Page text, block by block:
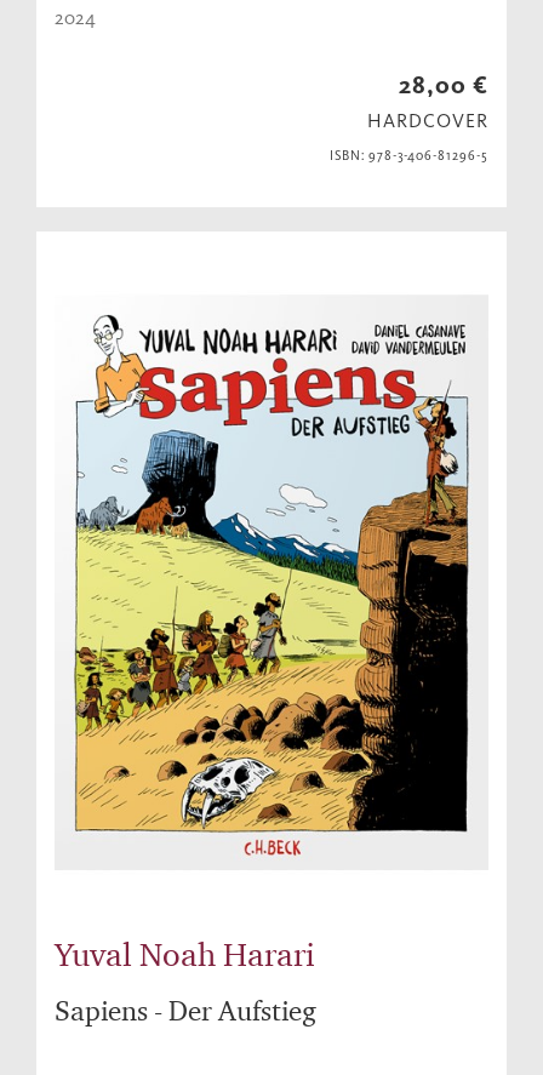
2024
28,00 €
HARDCOVER
ISBN: 978-3-406-81296-5
Yuval Noah Harari
Sapiens - Der Aufstieg